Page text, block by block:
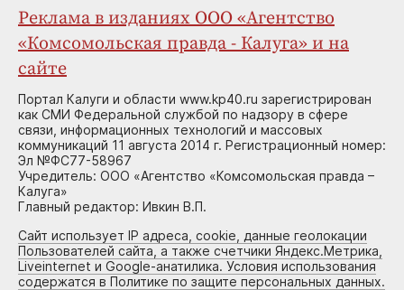
Реклама в изданиях ООО «Агентство
«Комсомольская правда - Калуга» и на
сайте
Портал Калуги и области www.kp40.ru зарегистрирован
как СМИ Федеральной службой по надзору в сфере
связи, информационных технологий и массовых
коммуникаций 11 августа 2014 г. Регистрационный номер:
Эл №ФС77-58967
Учредитель: ООО «Агентство «Комсомольская правда –
Калуга»
Главный редактор: Ивкин В.П.
Сайт использует IP адреса, cookie, данные геолокации
Пользователей сайта, а также счетчики Яндекс.Метрика,
Liveinternet и Google-анатилика. Условия использования
содержатся в Политике по защите персональных данных.